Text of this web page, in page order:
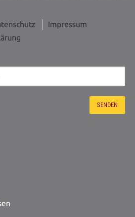
25541
20,00 €
25709
Impressum